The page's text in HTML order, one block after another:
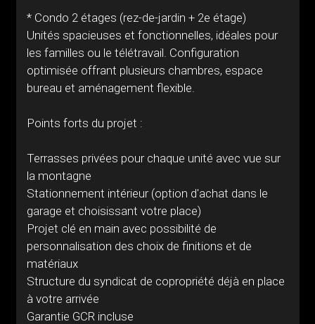
* Condo 2 étages (rez-de-jardin + 2e étage)
Unités spacieuses et fonctionnelles, idéales pour
les familles ou le télétravail. Configuration
optimisée offrant plusieurs chambres, espace
bureau et aménagement flexible.
Points forts du projet :
Terrasses privées pour chaque unité avec vue sur
la montagne
Stationnement intérieur (option d'achat dans le
garage et choisissant votre place)
Projet clé en main avec possibilité de
personnalisation des choix de finitions et de
matériaux
Structure du syndicat de copropriété déjà en place
à votre arrivée
Garantie GCR incluse